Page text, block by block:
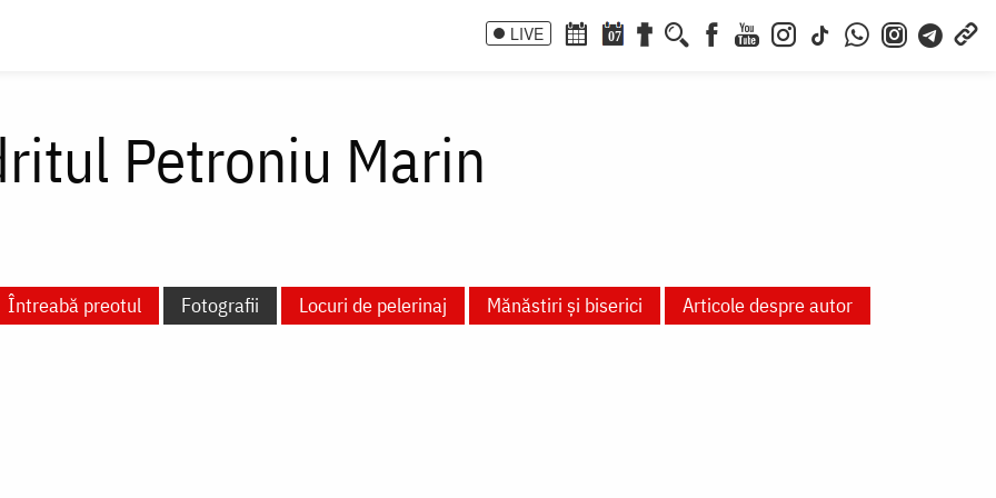
LIVE 07
Petroniu Marin
Întreabă preotul Fotografii Locuri de pelerinaj Mănăstiri și biserici Articole despre autor